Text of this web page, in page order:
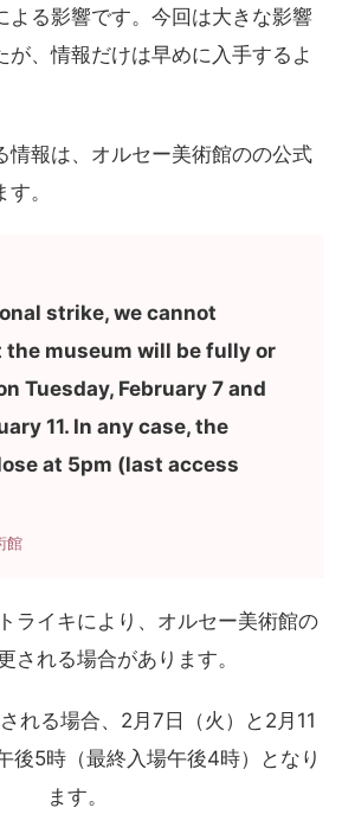
よる影響です。今回は大きな影響
が、情報だけは早めに入手するよ
情報は、オルセー美術館のの公式
。
strike, we cannot
museum will be fully or
Tuesday, February 7 and
11. In any case, the
at 5pm (last access
館
ライキにより、オルセー美術館の
される場合があります。
れる場合、2月7日（火）と2月11
後5時（最終入場午後4時）となり
ます。